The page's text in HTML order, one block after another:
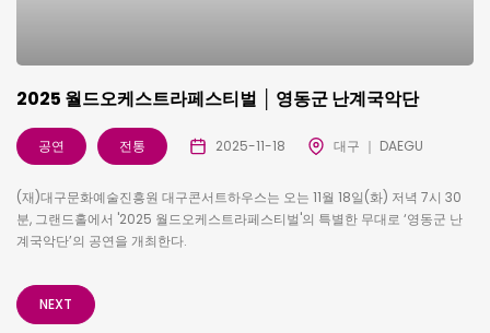
2025 월드오케스트라페스티벌 │ 영동군 난계국악단
공연 전통 2025-11-18 대구 ｜ DAEGU
(재)대구문화예술진흥원 대구콘서트하우스는 오는 11월 18일(화) 저녁 7시 30
분, 그랜드홀에서 '2025 월드오케스트라페스티벌'의 특별한 무대로 ‘영동군 난
계국악단’의 공연을 개최한다.
NEXT